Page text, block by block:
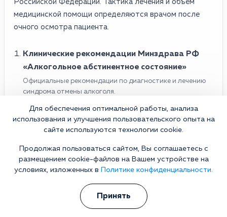
Российской Федерации. Тактика лечения и объём
медицинской помощи определяются врачом после
очного осмотра пациента.
Клинические рекомендации Минздрава РФ
«Алкогольное абстинентное состояние»
Официальные рекомендации по диагностике и лечению
синдрома отмены алкоголя.
Открыть рекомендации на cr.minzdrav.gov.ru
Минздрав РФ — публикация о клинических
Разъяснение подходов к лечению алкогольной
абстиненции.
Национальное наркологическое общество
Профессиональные материалы по лечению алкогольной
Для обеспечения оптимальной работы, анализа
использования и улучшения пользовательского опыта на
сайте используются технологии cookie.
Продолжая пользоваться сайтом, Вы соглашаетесь с
размещением cookie-файлов на Вашем устройстве на
условиях, изложенных в
Политике конфиденциальности.
Принять